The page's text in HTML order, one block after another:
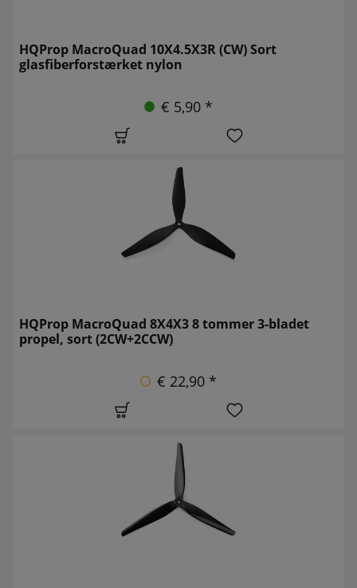
HQProp MacroQuad 10X4.5X3R (CW) Sort
glasfiberforstærket nylon
€ 5,90 *
HQProp MacroQuad 8X4X3 8 tommer 3-bladet
propel, sort (2CW+2CCW)
€ 22,90 *